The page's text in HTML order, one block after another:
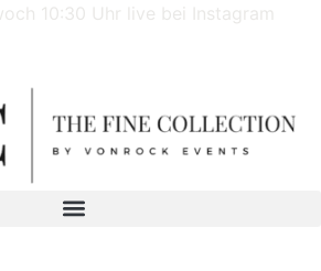
10:30 Uhr live bei Instagram